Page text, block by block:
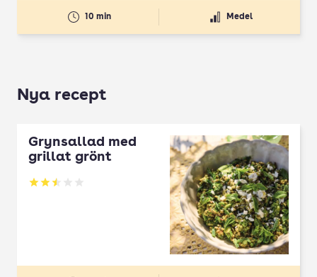
10 min Medel
Nya recept
Grynsallad med
grillat grönt
Betyg: 2.5 av 5